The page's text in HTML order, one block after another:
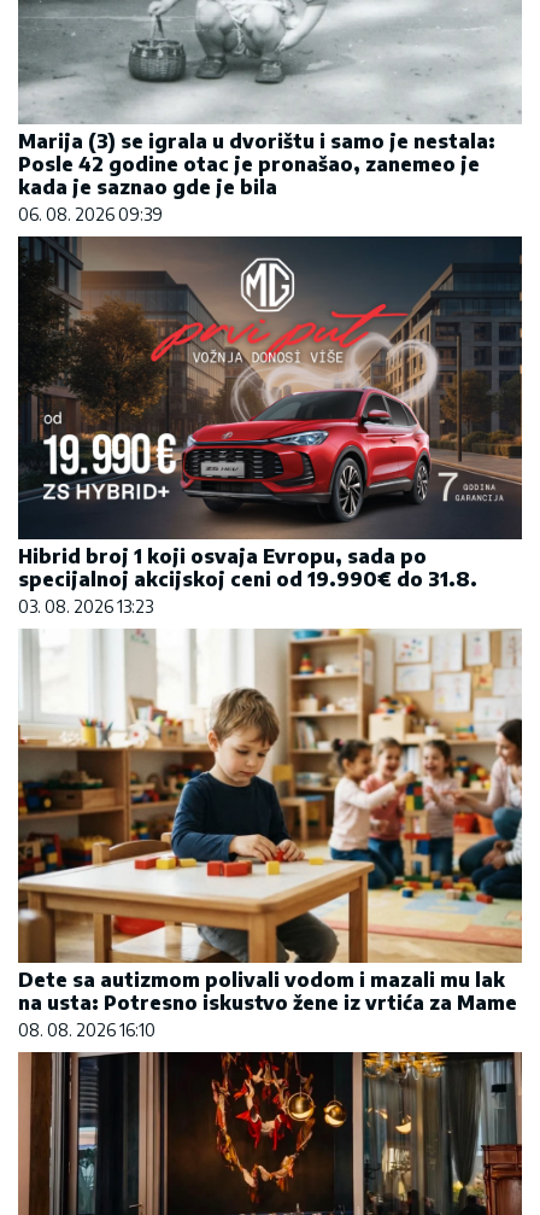
Marija (3) se igrala u dvorištu i samo je nestala:
Posle 42 godine otac je pronašao, zanemeo je
kada je saznao gde je bila
06. 08. 2026 09:39
Hibrid broj 1 koji osvaja Evropu, sada po
specijalnoj akcijskoj ceni od 19.990€ do 31.8.
03. 08. 2026 13:23
Dete sa autizmom polivali vodom i mazali mu lak
na usta: Potresno iskustvo žene iz vrtića za Mame
08. 08. 2026 16:10